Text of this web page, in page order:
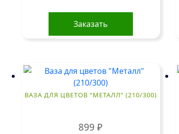
Заказать
ВАЗА ДЛЯ ЦВЕТОВ “МЕТАЛЛ” (210/300)
899₽